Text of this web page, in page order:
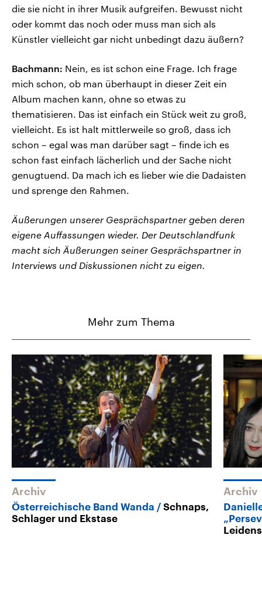
die sie nicht in ihrer Musik aufgreifen. Bewusst nicht
oder kommt das noch oder muss man sich als
Künstler vielleicht gar nicht unbedingt dazu äußern?
Bachmann: Nein, es ist schon eine Frage. Ich frage
mich schon, ob man überhaupt in dieser Zeit ein
Album machen kann, ohne so etwas zu
thematisieren. Das ist einfach ein Stück weit zu groß,
vielleicht. Es ist halt mittlerweile so groß, dass ich
schon – egal was man darüber sagt – finde ich es
schon fast einfach lächerlich und der Sache nicht
genugtuend. Da mach ich es lieber wie die Dadaisten
und sprenge den Rahmen.
Äußerungen unserer Gesprächspartner geben deren
eigene Auffassungen wieder. Der Deutschlandfunk
macht sich Äußerungen seiner Gesprächspartner in
Interviews und Diskussionen nicht zu eigen.
Mehr zum Thema
Archiv
Österreichische Band Wanda
Schnaps,
Schlager und Ekstase
Archiv